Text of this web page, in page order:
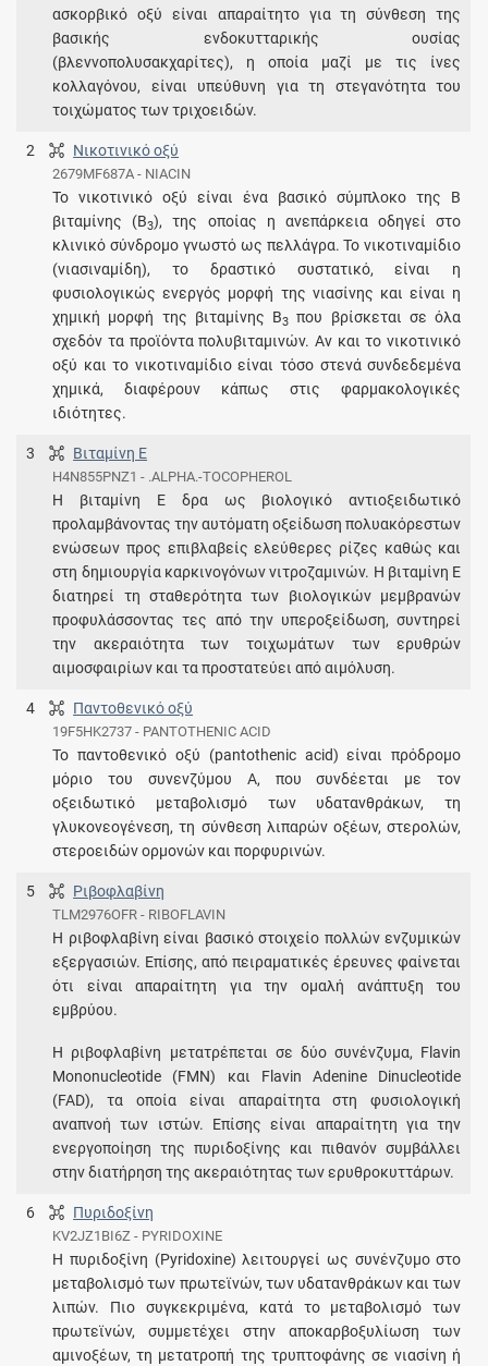
ασκορβικό οξύ είναι απαραίτητο για τη σύνθεση της
βασικής ενδοκυτταρικής ουσίας
(βλεννοπολυσακχαρίτες), η οποία μαζί με τις ίνες
κολλαγόνου, είναι υπεύθυνη για τη στεγανότητα του
τοιχώματος των τριχοειδών.
2 Νικοτινικό οξύ
2679MF687A - NIACIN
Το νικοτινικό οξύ είναι ένα βασικό σύμπλοκο της Β
βιταμίνης (Β3), της οποίας η ανεπάρκεια οδηγεί στο
κλινικό σύνδρομο γνωστό ως πελλάγρα. Το νικοτιναμίδιο
(νιασιναμίδη), το δραστικό συστατικό, είναι η
φυσιολογικώς ενεργός μορφή της νιασίνης και είναι η
χημική μορφή της βιταμίνης Β3 που βρίσκεται σε όλα
σχεδόν τα προϊόντα πολυβιταμινών. Αν και το νικοτινικό
οξύ και το νικοτιναμίδιο είναι τόσο στενά συνδεδεμένα
χημικά, διαφέρουν κάπως στις φαρμακολογικές
ιδιότητες.
3 Βιταμίνη E
H4N855PNZ1 - .ALPHA.-TOCOPHEROL
H βιταμίνη E δρα ως βιολογικό αντιοξειδωτικό
προλαμβάνοντας την αυτόματη οξείδωση πολυακόρεστων
ενώσεων προς επιβλαβείς ελεύθερες ρίζες καθώς και
στη δημιουργία καρκινογόνων νιτροζαμινών. Η βιταμίνη Ε
διατηρεί τη σταθερότητα των βιολογικών μεμβρανών
προφυλάσσοντας τες από την υπεροξείδωση, συντηρεί
την ακεραιότητα των τοιχωμάτων των ερυθρών
αιμοσφαιρίων και τα προστατεύει από αιμόλυση.
4 Παντοθενικό οξύ
19F5HK2737 - PANTOTHENIC ACID
Το παντοθενικό οξύ (pantothenic acid) είναι πρόδρομο
μόριο του συνενζύμου Α, που συνδέεται με τον
οξειδωτικό μεταβολισμό των υδατανθράκων, τη
γλυκονεογένεση, τη σύνθεση λιπαρών οξέων, στερολών,
στεροειδών ορμονών και πορφυρινών.
5 Ριβοφλαβίνη
TLM2976OFR - RIBOFLAVIN
Η ριβοφλαβίνη είναι βασικό στοιχείο πολλών ενζυμικών
εξεργασιών. Επίσης, από πειραματικές έρευνες φαίνεται
ότι είναι απαραίτητη για την ομαλή ανάπτυξη του
εμβρύου.
Η ριβοφλαβίνη μετατρέπεται σε δύο συνένζυμα, Flavin
Mononucleotide (FMN) και Flavin Adenine Dinucleotide
(FAD), τα οποία είναι απαραίτητα στη φυσιολογική
αναπνοή των ιστών. Επίσης είναι απαραίτητη για την
ενεργοποίηση της πυριδοξίνης και πιθανόν συμβάλλει
στην διατήρηση της ακεραιότητας των ερυθροκυττάρων.
6 Πυριδοξίνη
KV2JZ1BI6Z - PYRIDOXINE
Η πυριδοξίνη (Pyridoxine) λειτουργεί ως συνένζυμο στο
μεταβολισμό των πρωτεϊνών, των υδατανθράκων και των
λιπών. Πιο συγκεκριμένα, κατά το μεταβολισμό των
πρωτεϊνών, συμμετέχει στην αποκαρβοξυλίωση των
αμινοξέων, τη μετατροπή της τρυπτοφάνης σε νιασίνη ή